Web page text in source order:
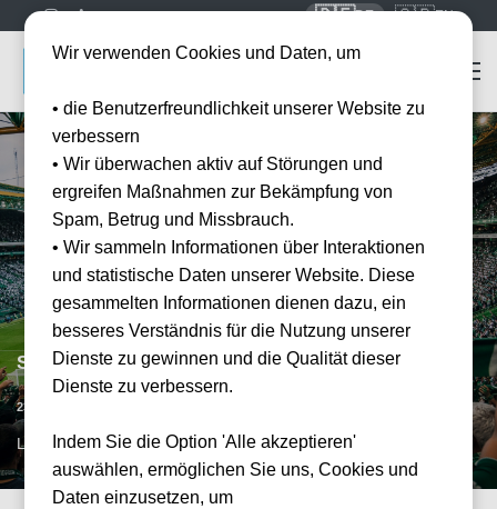
🇩🇪DE 🇬🇧EN
Sporting Lissabon vs FC Alverca
23.08.2026
LIS, PT
Wir verwenden Cookies und Daten, um
• die Benutzerfreundlichkeit unserer Website zu
verbessern
• Wir überwachen aktiv auf Störungen und
ergreifen Maßnahmen zur Bekämpfung von
Spam, Betrug und Missbrauch.
• Wir sammeln Informationen über Interaktionen
und statistische Daten unserer Website. Diese
gesammelten Informationen dienen dazu, ein
besseres Verständnis für die Nutzung unserer
Dienste zu gewinnen und die Qualität dieser
Dienste zu verbessern.
Indem Sie die Option 'Alle akzeptieren'
auswählen, ermöglichen Sie uns, Cookies und
Daten einzusetzen, um